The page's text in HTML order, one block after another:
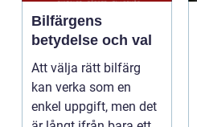
Bilfärgens
betydelse och val
Att välja rätt bilfärg
kan verka som en
enkel uppgift, men det